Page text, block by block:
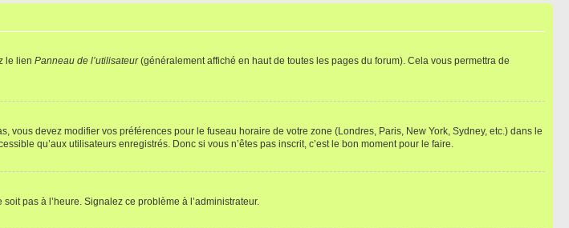
le lien Panneau de l’utilisateur(généralement affiché en haut de toutes les pages du forum). Cela vous permettra de
vous devez modifier vos préférences pour le fuseau horaire de votre zone (Londres, Paris, New York, Sydney, etc.) dans le
qu’aux utilisateurs enregistrés. Donc si vous n’êtes pas inscrit, c’est le bon moment pour le faire.
pas à l’heure. Signalez ce problème à l’administrateur.